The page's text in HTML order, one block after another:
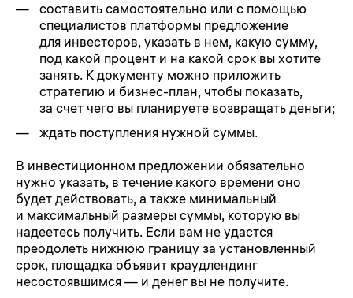
составить самостоятельно или с помощью
специалистов платформы предложение
для инвесторов, указать в нем, какую сумму,
под какой процент и на какой срок вы хотите
занять. К документу можно приложить
стратегию и бизнес-план, чтобы показать,
за счет чего вы планируете возвращать деньги;
ждать поступления нужной суммы.
В инвестиционном предложении обязательно
нужно указать, в течение какого времени оно
будет действовать, а также минимальный
и максимальный размеры суммы, которую вы
надеетесь получить. Если вам не удастся
преодолеть нижнюю границу за установленный
срок, площадка объявит краудлендинг
несостоявшимся — и денег вы не получите.